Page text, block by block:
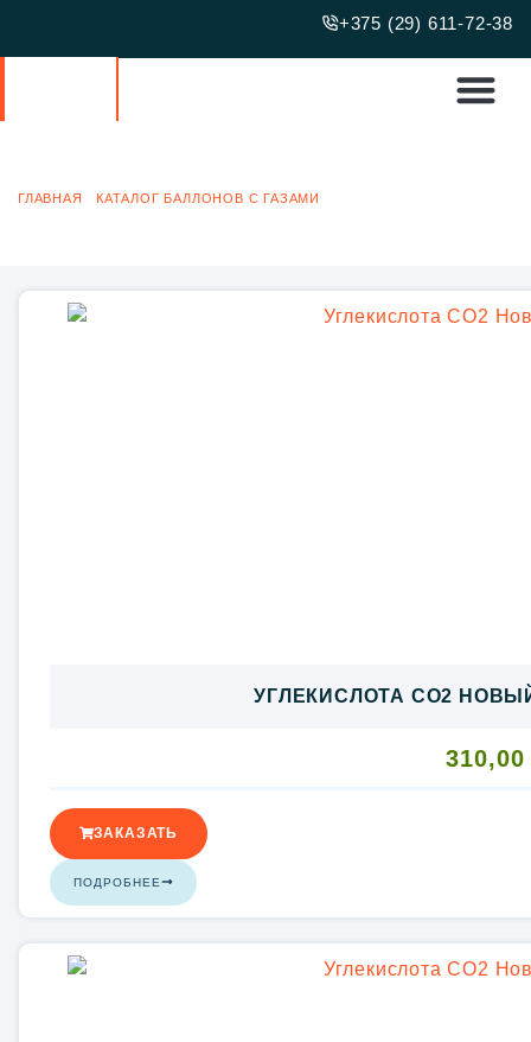
+375 (29) 611-72-38
ГЛАВНАЯ КАТАЛОГ БАЛЛОНОВ С ГАЗАМИ
УГЛЕКИСЛОТА CO2
ЗАКАЗАТЬ
ПОДРОБНЕЕ